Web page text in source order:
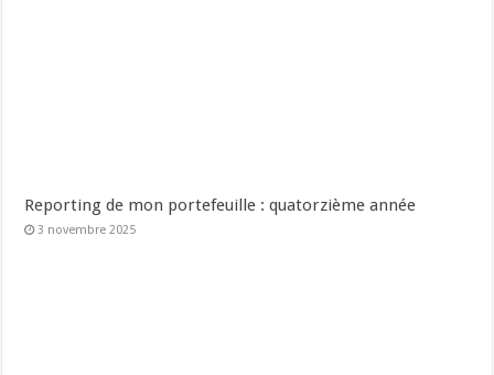
Reporting de mon portefeuille : quatorzième année
3 novembre 2025